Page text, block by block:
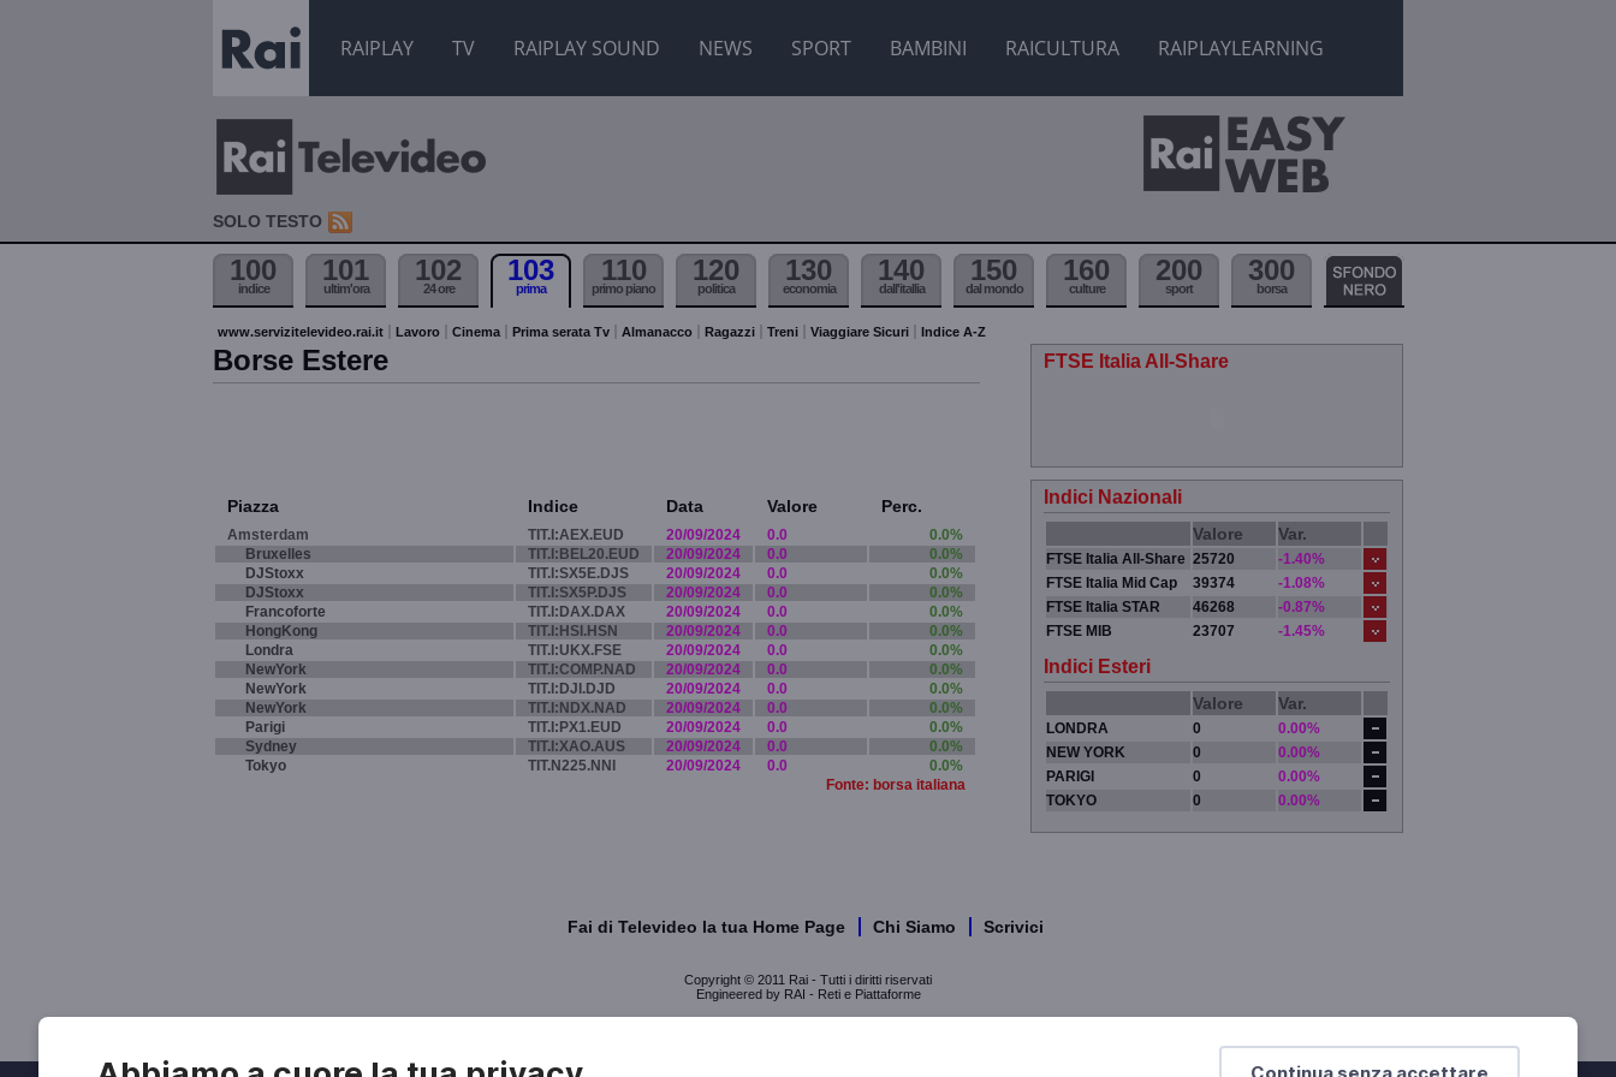
RAIPLAY TV RAIPLAY SOUND NEWS SPORT BAMBINI RAICULTURA RAIPLAYLEARNING
Continua senza accettare
SOLO TESTO
100
indice
101
ultim'ora
102
24 ore
103
prima
110
primo piano
120
politica
130
economia
140
dall'itallia
150
dal mondo
160
culture
200
sport
300
borsa
www.servizitelevideo.rai.it Lavoro Cinema Prima serata Tv Almanacco Ragazzi Treni Viaggiare Sicuri Indice A-Z
Borse Estere
Piazza Indice Data Valore Perc.
Amsterdam TIT.I:AEX.EUD 20/09/2024 0.0
0.0%
Bruxelles
TIT.I:BEL20.EUD 20/09/2024 0.0
0.0%
DJStoxx
TIT.I:SX5E.DJS 20/09/2024 0.0
0.0%
DJStoxx
TIT.I:SX5P.DJS 20/09/2024 0.0
0.0%
Francoforte
TIT.I:DAX.DAX 20/09/2024 0.0
0.0%
HongKong
TIT.I:HSI.HSN 20/09/2024 0.0
0.0%
Londra
TIT.I:UKX.FSE 20/09/2024 0.0
0.0%
NewYork
TIT.I:COMP.NAD 20/09/2024 0.0
0.0%
NewYork
TIT.I:DJI.DJD 20/09/2024 0.0
0.0%
NewYork
TIT.I:NDX.NAD 20/09/2024 0.0
0.0%
Parigi
TIT.I:PX1.EUD 20/09/2024 0.0
0.0%
Sydney
TIT.I:XAO.AUS 20/09/2024 0.0
0.0%
Tokyo
TIT.N225.NNI 20/09/2024 0.0
0.0%
Fonte: borsa italiana
FTSE Italia All-Share
Indici Nazionali
Valore Var.
FTSE Italia All-Share 25720
-1.40%
FTSE Italia Mid Cap
39374
-1.08%
FTSE Italia STAR
46268
-0.87%
FTSE MIB
23707 -1.45%
Indici Esteri
Valore Var.
LONDRA 0
0.00%
NEW YORK
0
0.00%
PARIGI
0
0.00%
TOKYO
0 0.00%
Fai di Televideo la tua Home Page Chi Siamo Scrivici
Copyright © 2011 Rai - Tutti i diritti riservati
Engineered by RAI - Reti e Piattaforme